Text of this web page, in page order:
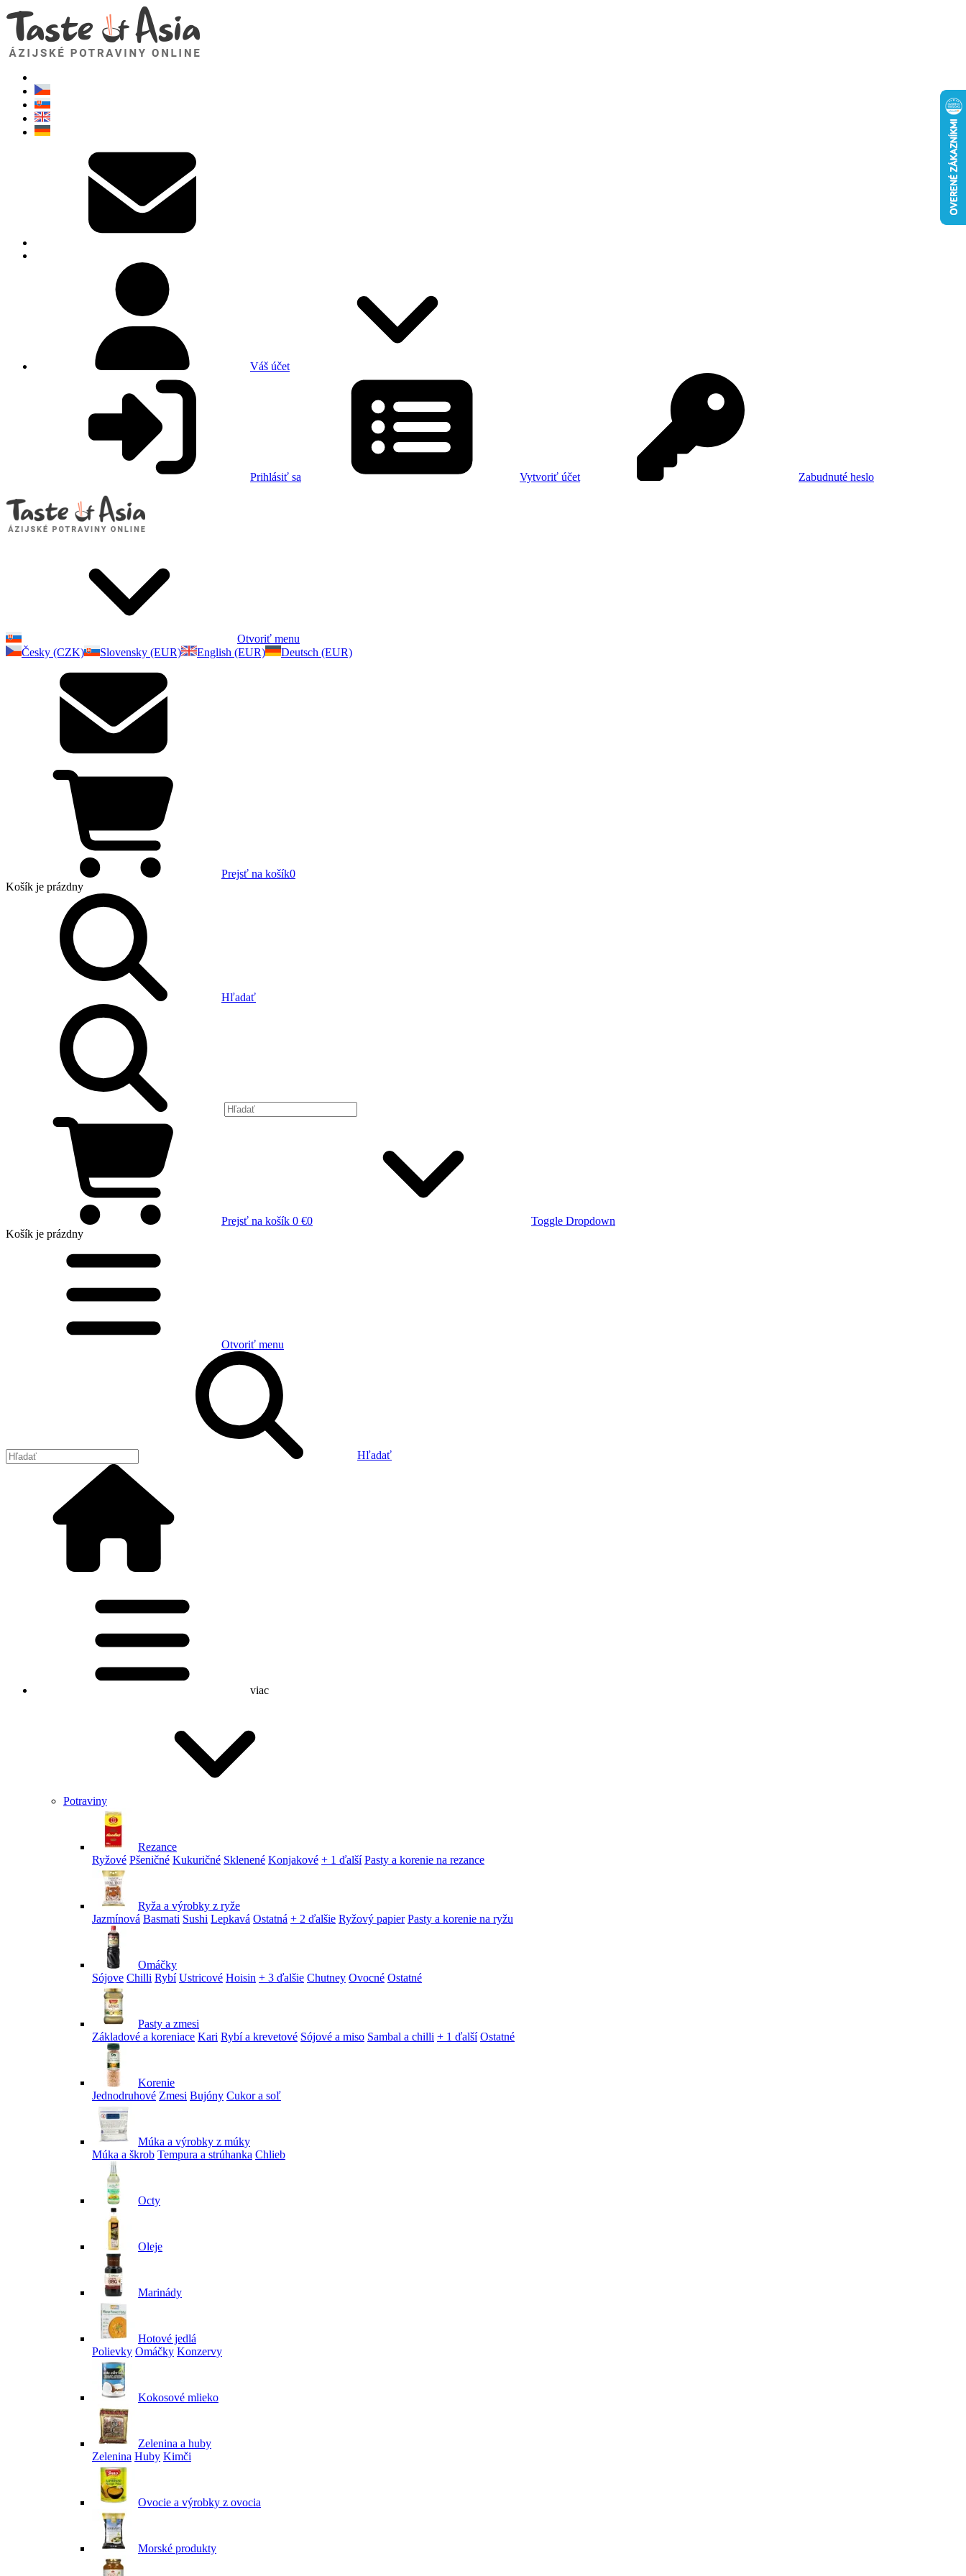
Váš účet
Prihlásiť sa Vytvoriť účet Zabudnuté heslo
Otvoriť menu
Česky (CZK)
Slovensky (EUR) English (EUR) Deutsch (EUR)
Prejsť na košík0
Košík je prázdny
Hľadať
Prejsť na košík 0 €0
Toggle Dropdown
Košík je prázdny
Otvoriť menu
Hľadať
viac
Potraviny
Rezance
Ryžové Pšeničné Kukuričné Sklenené Konjakové + 1 ďalší Pasty a korenie na rezance
Ryža a výrobky z ryže
Jazmínová Basmati Sushi Lepkavá Ostatná + 2 ďalšie Ryžový papier Pasty a korenie na ryžu
Omáčky
Sójove Chilli Rybí Ustricové Hoisin + 3 ďalšie Chutney Ovocné Ostatné
Pasty a zmesi
Základové a koreniace Kari Rybí a krevetové Sójové a miso Sambal a chilli + 1 ďalší Ostatné
Korenie
Jednodruhové Zmesi Bujóny Cukor a soľ
Múka a výrobky z múky
Múka a škrob Tempura a strúhanka Chlieb
Octy
Oleje
Marinády
Hotové jedlá
Polievky Omáčky Konzervy
Kokosové mlieko
Zelenina a huby
Zelenina Huby Kimči
Ovocie a výrobky z ovocia
Morské produkty